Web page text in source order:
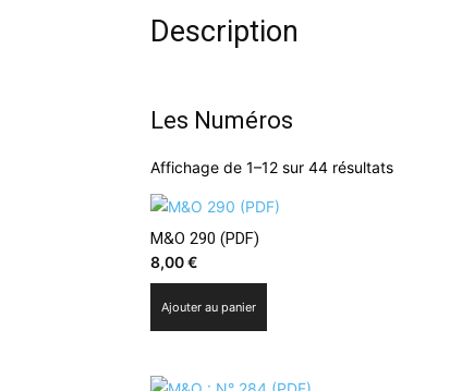
Description
Les Numéros
Affichage de 1–12 sur 44 résultatsTrié
M&O 290 (PDF)
8,00€
Ajouter au panier